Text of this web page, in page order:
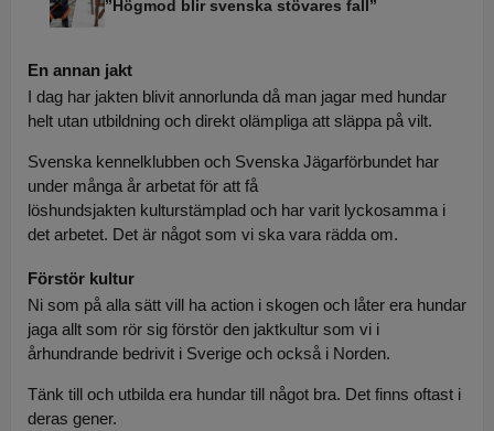
”Högmod blir svenska stövares fall”
En annan jakt
I dag har jakten blivit annorlunda då man jagar med hundar
helt utan utbildning och direkt olämpliga att släppa på vilt.
Svenska kennelklubben och Svenska Jägarförbundet har
under många år arbetat för att få
löshundsjakten kulturstämplad och har varit lyckosamma i
det arbetet. Det är något som vi ska vara rädda om.
Förstör kultur
Ni som på alla sätt vill ha action i skogen och låter era hundar
jaga allt som rör sig förstör den jaktkultur som vi i
århundrande bedrivit i Sverige och också i Norden.
Tänk till och utbilda era hundar till något bra. Det finns oftast i
deras gener.